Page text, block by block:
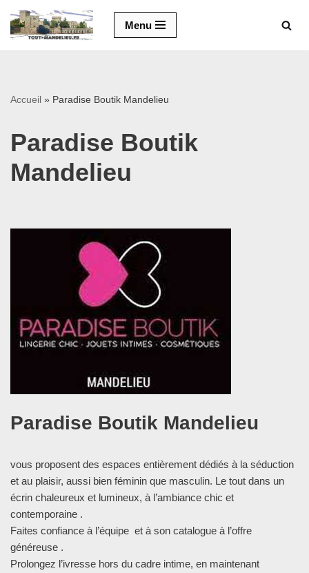
Aller
Menu
Accueil » Paradise Boutik Mandelieu
Paradise Boutik
Mandelieu
Paradise Boutik Mandelieu
vous proposent des espaces entièrement dédiés à la séduction
et au plaisir, aussi bien féminin que masculin. Le tout dans un
écrin chaleureux et lumineux, à l’ambiance chic et
contemporaine .
Faites confiance à l’équipe et à son catalogue à l’offre
généreuse .
Prolongez l’ivresse hors du cadre intime, en maintenant